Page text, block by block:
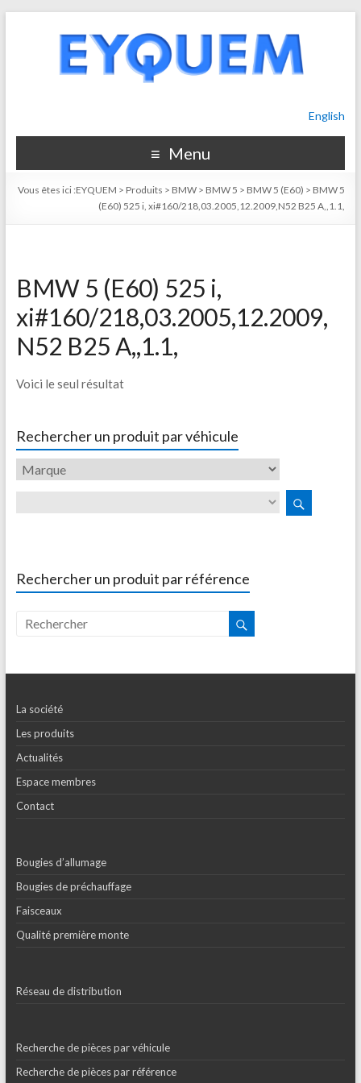
English
Menu
Vous êtes ici :EYQUEM > Produits > BMW > BMW 5 > BMW 5 (E60) > BMW 5
(E60) 525 i, xi#160/218,03.2005,12.2009,N52 B25 A,,1.1,
BMW 5 (E60) 525 i,
xi#160/218,03.2005,12.2009,
N52 B25 A,,1.1,
Voici le seul résultat
Rechercher un produit par véhicule
Rechercher un produit par référence
La société
Les produits
Actualités
Espace membres
Contact
Bougies d’allumage
Bougies de préchauffage
Faisceaux
Qualité première monte
Réseau de distribution
Recherche de pièces par véhicule
Recherche de pièces par référence